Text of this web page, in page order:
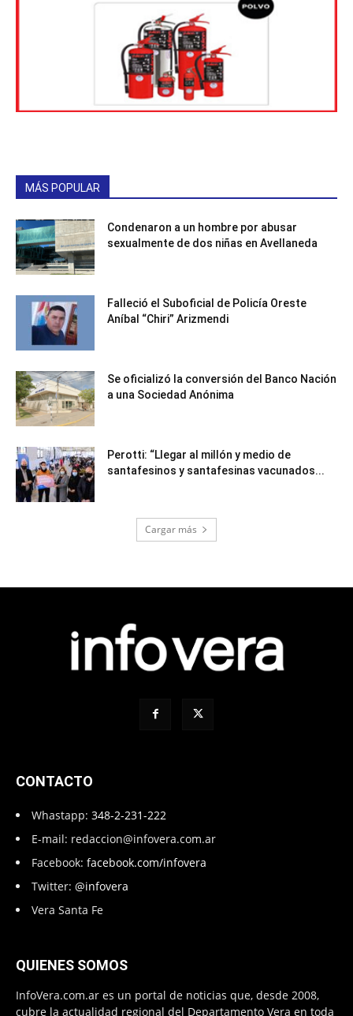
MÁS POPULAR
Condenaron a un hombre por abusar
sexualmente de dos niñas en Avellaneda
Falleció el Suboficial de Policía Oreste
Aníbal “Chiri” Arizmendi
Se oficializó la conversión del Banco Nación
a una Sociedad Anónima
Perotti: “Llegar al millón y medio de
santafesinos y santafesinas vacunados...
Cargar más
CONTACTO
Whastapp: 348-2-231-222
E-mail: redaccion@infovera.com.ar
Facebook: facebook.com/infovera
Twitter: @infovera
Vera Santa Fe
QUIENES SOMOS
InfoVera.com.ar es un portal de noticias que, desde 2008,
cubre la actualidad regional del Departamento Vera en toda